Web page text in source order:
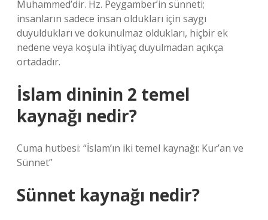
Muhammed’dir. Hz. Peygamber’in sünneti;
insanların sadece insan oldukları için saygı
duyuldukları ve dokunulmaz oldukları, hiçbir ek
nedene veya koşula ihtiyaç duyulmadan açıkça
ortadadır.
İslam dininin 2 temel
kaynağı nedir?
Cuma hutbesi: “İslam’ın iki temel kaynağı: Kur’an ve
Sünnet”
Sünnet kaynağı nedir?